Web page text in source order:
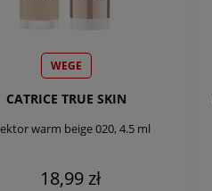
WEGE
CATRICE TRUE SKIN
warm beige 020, 4.5 ml
18,99 zł